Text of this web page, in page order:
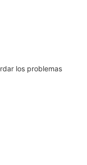
los problemas